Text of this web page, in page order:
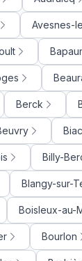
Avesnes-
Berck
Billy-
Blangy-sur-
Boisleux-au-
Bourlon